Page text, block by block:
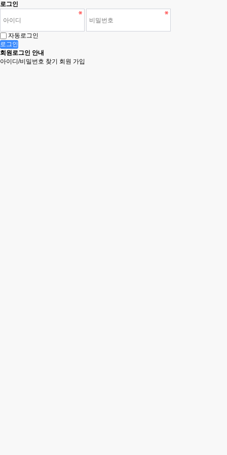
로그인
자동로그인
로그인
회원로그인 안내
아이디/비밀번호 찾기
회원 가입